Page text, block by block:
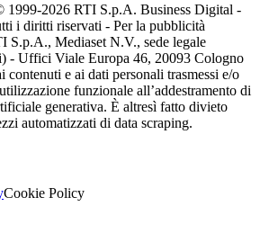
1999-2026 RTI S.p.A. Business Digital -
i diritti riservati - Per la pubblicità
S.p.A., Mediaset N.V., sede legale
- Uffici Viale Europa 46, 20093 Cologno
contenuti e ai dati personali trasmessi e/o
funzionale all’addestramento di
generativa. È altresì fatto divieto
automatizzati di data scraping.
Cookie Policy